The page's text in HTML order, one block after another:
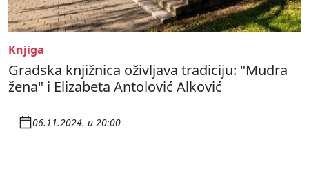
Knjiga
Gradska knjižnica oživljava tradiciju: "Mudra
žena" i Elizabeta Antolović Alković
06.11.2024. u 20:00